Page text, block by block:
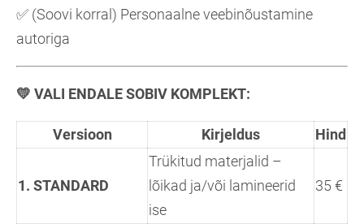
✅ (Soovi korral) Personaalne veebinõustamine
autoriga
💛 VALI ENDALE SOBIV KOMPLEKT:
Versioon Kirjeldus Hind
1. STANDARD
Trükitud materjalid –
lõikad ja/või lamineerid
ise
35 €